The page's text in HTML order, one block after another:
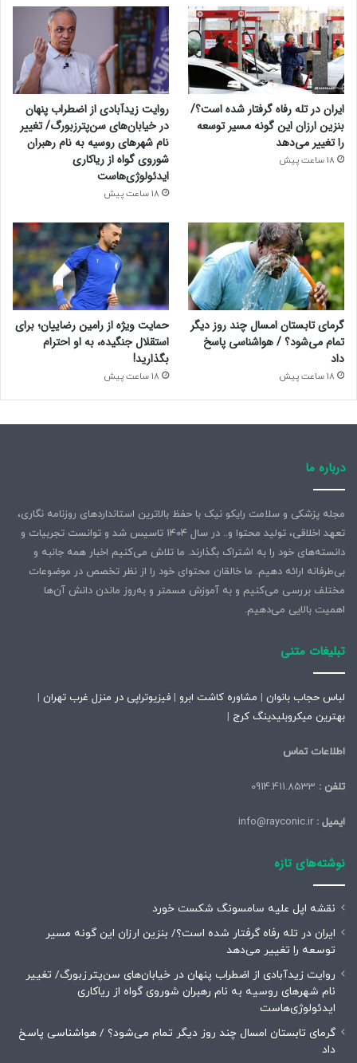
ایران در تله رفاه گرفتار شده است؟/
بنزین ارزان این گونه مسیر توسعه
را تغییر می‌دهد
18 ساعت پیش
روایت زیدآبادی از اضطراب پنهان
در خیابان‌های سن‌پترزبورگ/ تغییر
نام شهرهای روسیه به نام رهبران
شوروی گواه از ریاکاری
ایدئولوژی‌هاست
18 ساعت پیش
گرمای تابستان امسال چند روز دیگر
تمام می‌شود؟ / هواشناسی پاسخ
داد
18 ساعت پیش
حمایت ویژه از رامین رضاییان؛ برای
استقلال جنگیده، به او احترام
بگذارید!
18 ساعت پیش
درباره ما
مجله پزشکی و سلامت رایکو نیک با حفظ بالاترین استانداردهای روزنامه نگاری،
تعهد اخلاقی، تولید محتوا و.. در سال ۱۴۰۴ تاسیس شد و توانست تجربیات و
دانسته‌های خود را به اشتراک بگذارند. ما تلاش می‌کنیم اخبار همه جانبه و
بی‌طرفانه ارائه دهیم. ما خالقان محتوای خود را از نظر تخصص در موضوعات
مختلف بررسی می‌کنیم و به آموزش مسمتر و به‌روز ماندن دانش آن‌ها
اهمیت بالایی می‌دهیم.
تبلیغات متنی
لباس حجاب بانوان | مشاوره کاشت ابرو | فیزیوتراپی در منزل غرب تهران |
بهترین میکروبلیدینگ کرج |
اطلاعات تماس
تلفن :
ایمیل :
نوشته‌های تازه
نقشه اپل علیه سامسونگ شکست خورد
ایران در تله رفاه گرفتار شده است؟/ بنزین ارزان این گونه مسیر
توسعه را تغییر می‌دهد
روایت زیدآبادی از اضطراب پنهان در خیابان‌های سن‌پترزبورگ/ تغییر
نام شهرهای روسیه به نام رهبران شوروی گواه از ریاکاری
ایدئولوژی‌هاست
گرمای تابستان امسال چند روز دیگر تمام می‌شود؟ / هواشناسی پاسخ
داد